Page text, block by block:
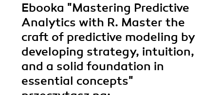
Ebooka "Mastering Predictive
Analytics with R. Master the
craft of predictive modeling by
developing strategy, intuition,
and a solid foundation in
essential concepts"